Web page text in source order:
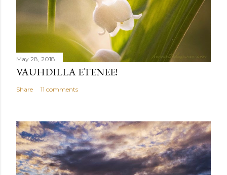
May 28, 2018
VAUHDILLA ETENEE!
Share 11 comments